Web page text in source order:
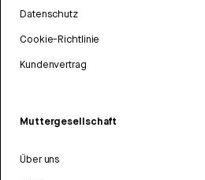
Datenschutz
Cookie-Richtlinie
Kundenvertrag
Muttergesellschaft
Über uns